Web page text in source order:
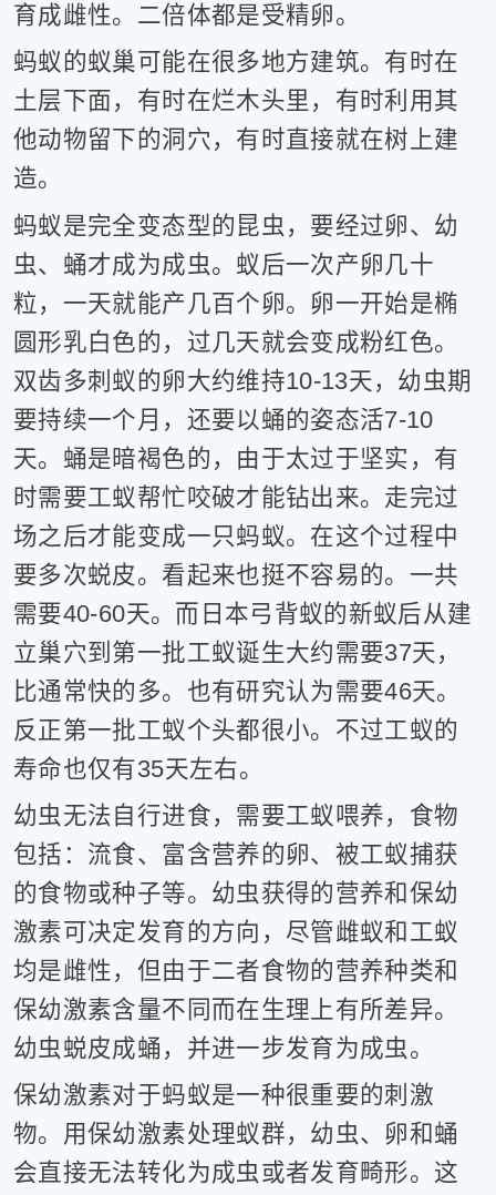
育成雌性。二倍体都是受精卵。
蚂蚁的蚁巢可能在很多地方建筑。有时在
土层下面，有时在烂木头里，有时利用其
他动物留下的洞穴，有时直接就在树上建
造。
蚂蚁是完全变态型的昆虫，要经过卵、幼
虫、蛹才成为成虫。蚁后一次产卵几十
粒，一天就能产几百个卵。卵一开始是椭
圆形乳白色的，过几天就会变成粉红色。
双齿多刺蚁的卵大约维持10-13天，幼虫期
要持续一个月，还要以蛹的姿态活7-10
天。蛹是暗褐色的，由于太过于坚实，有
时需要工蚁帮忙咬破才能钻出来。走完过
场之后才能变成一只蚂蚁。在这个过程中
要多次蜕皮。看起来也挺不容易的。一共
需要40-60天。而日本弓背蚁的新蚁后从建
立巢穴到第一批工蚁诞生大约需要37天，
比通常快的多。也有研究认为需要46天。
反正第一批工蚁个头都很小。不过工蚁的
寿命也仅有35天左右。
幼虫无法自行进食，需要工蚁喂养，食物
包括：流食、富含营养的卵、被工蚁捕获
的食物或种子等。幼虫获得的营养和保幼
激素可决定发育的方向，尽管雌蚁和工蚁
均是雌性，但由于二者食物的营养种类和
保幼激素含量不同而在生理上有所差异。
幼虫蜕皮成蛹，并进一步发育为成虫。
保幼激素对于蚂蚁是一种很重要的刺激
物。用保幼激素处理蚁群，幼虫、卵和蛹
会直接无法转化为成虫或者发育畸形。这